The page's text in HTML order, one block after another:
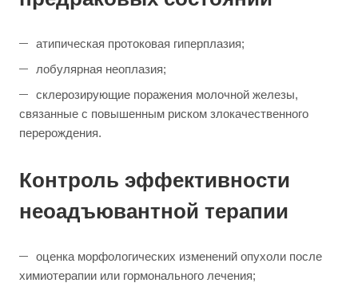
атипическая протоковая гиперплазия;
лобулярная неоплазия;
склерозирующие поражения молочной железы,
связанные с повышенным риском злокачественного
перерождения.
Контроль эффективности
неоадъювантной терапии
оценка морфологических изменений опухоли после
химиотерапии или гормонального лечения;